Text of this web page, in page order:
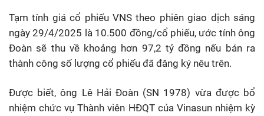
Tạm tính giá cổ phiếu VNS theo phiên giao dịch sáng
ngày 29/4/2025 là 10.500 đồng/cổ phiếu, ước tính ông
Đoàn sẽ thu về khoảng hơn 97,2 tỷ đồng nếu bán ra
thành công số lượng cổ phiếu đã đăng ký nêu trên.
Được biết, ông Lê Hải Đoàn (SN 1978) vừa được bổ
nhiệm chức vụ Thành viên HĐQT của Vinasun nhiệm kỳ